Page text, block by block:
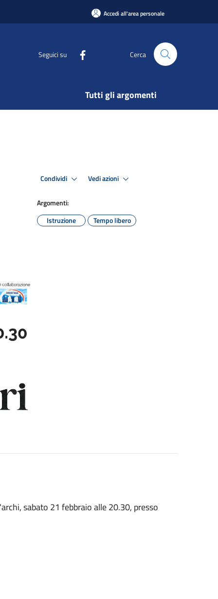
Accedi all'area personale
Seguici su Cerca
Tutti gli argomenti
Condividi Vedi azioni
Argomenti:
Istruzione
Tempo libero
sabato 21 febbraio alle 20.30, presso